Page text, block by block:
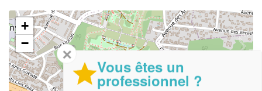
+
−
✕
Vous êtes un
professionnel ?